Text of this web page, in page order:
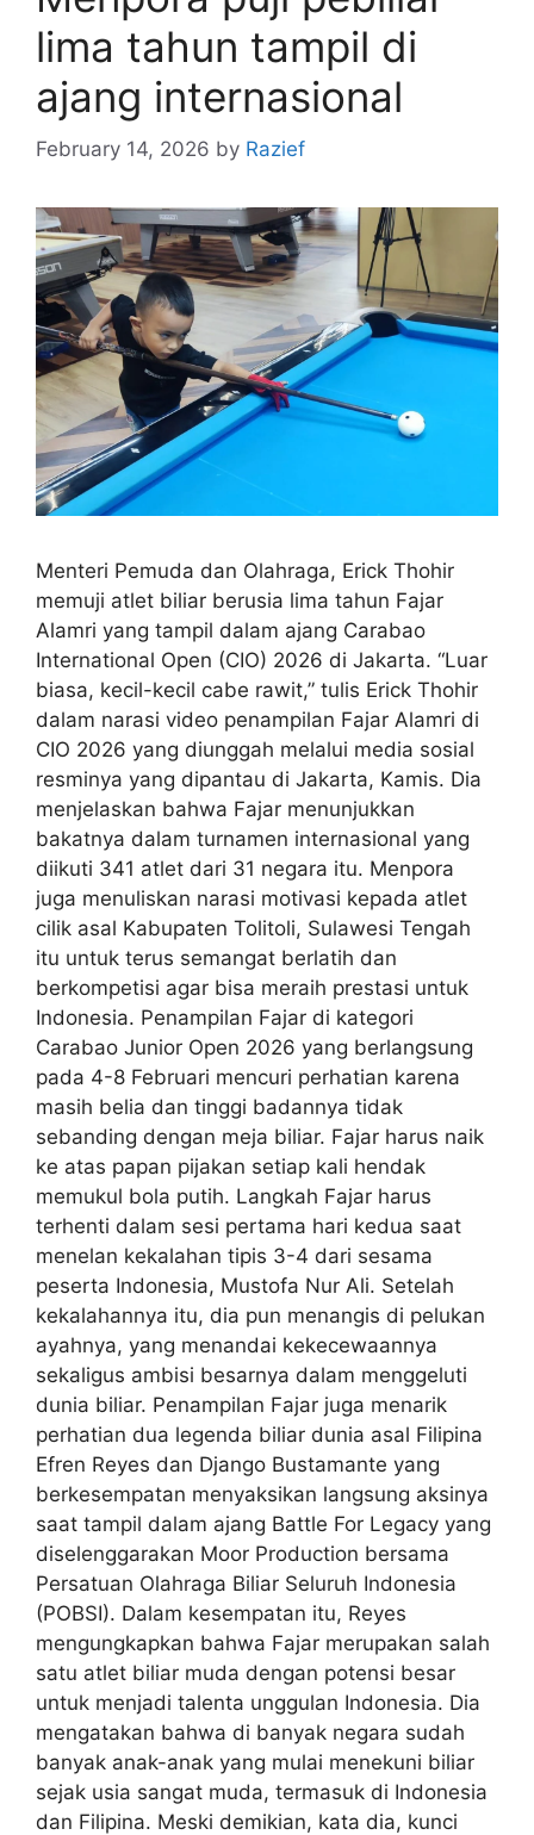
lima tahun tampil di
ajang internasional
February 14, 2026 by Razief
Menteri Pemuda dan Olahraga, Erick Thohir
memuji atlet biliar berusia lima tahun Fajar
Alamri yang tampil dalam ajang Carabao
International Open (CIO) 2026 di Jakarta. “Luar
biasa, kecil-kecil cabe rawit,” tulis Erick Thohir
dalam narasi video penampilan Fajar Alamri di
CIO 2026 yang diunggah melalui media sosial
resminya yang dipantau di Jakarta, Kamis. Dia
menjelaskan bahwa Fajar menunjukkan
bakatnya dalam turnamen internasional yang
diikuti 341 atlet dari 31 negara itu. Menpora
juga menuliskan narasi motivasi kepada atlet
cilik asal Kabupaten Tolitoli, Sulawesi Tengah
itu untuk terus semangat berlatih dan
berkompetisi agar bisa meraih prestasi untuk
Indonesia. Penampilan Fajar di kategori
Carabao Junior Open 2026 yang berlangsung
pada 4-8 Februari mencuri perhatian karena
masih belia dan tinggi badannya tidak
sebanding dengan meja biliar. Fajar harus naik
ke atas papan pijakan setiap kali hendak
memukul bola putih. Langkah Fajar harus
terhenti dalam sesi pertama hari kedua saat
menelan kekalahan tipis 3-4 dari sesama
peserta Indonesia, Mustofa Nur Ali. Setelah
kekalahannya itu, dia pun menangis di pelukan
ayahnya, yang menandai kekecewaannya
sekaligus ambisi besarnya dalam menggeluti
dunia biliar. Penampilan Fajar juga menarik
perhatian dua legenda biliar dunia asal Filipina
Efren Reyes dan Django Bustamante yang
berkesempatan menyaksikan langsung aksinya
saat tampil dalam ajang Battle For Legacy yang
diselenggarakan Moor Production bersama
Persatuan Olahraga Biliar Seluruh Indonesia
(POBSI). Dalam kesempatan itu, Reyes
mengungkapkan bahwa Fajar merupakan salah
satu atlet biliar muda dengan potensi besar
untuk menjadi talenta unggulan Indonesia. Dia
mengatakan bahwa di banyak negara sudah
banyak anak-anak yang mulai menekuni biliar
sejak usia sangat muda, termasuk di Indonesia
dan Filipina. Meski demikian, kata dia, kunci